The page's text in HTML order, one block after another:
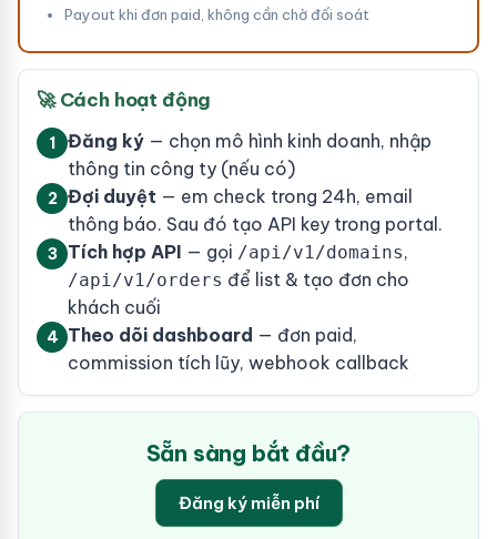
Payout khi đơn paid, không cần chờ đối soát
🚀 Cách hoạt động
1 Đăng ký — chọn mô hình kinh doanh, nhập
thông tin công ty (nếu có)
2 Đợi duyệt — em check trong 24h, email
thông báo. Sau đó tạo API key trong portal.
3 Tích hợp API — gọi /api/v1/domains,
/api/v1/orders để list & tạo đơn cho
khách cuối
4 Theo dõi dashboard — đơn paid,
commission tích lũy, webhook callback
Sẵn sàng bắt đầu?
Đăng ký miễn phí